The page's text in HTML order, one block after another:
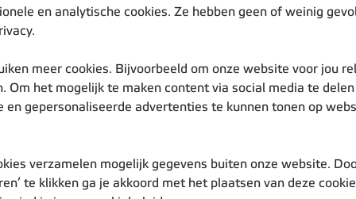
en vervolgens worden geëxporteerd. Naast deze
op korte termijn worden volgeladen. Dit is
maanden
blijft onder een vergrootglas liggen. De
vultempo. Dit is positief nieuws, al blijft
vol. In Europa zijn de gasopslagen nu voor 45%
prijzen
zullen de aankomende dagen ook goed terug te zien
en analytische cookies. Ze hebben geen of weinig
meer cookies. Bijvoorbeeld om onze website voor jou
Om het mogelijk te maken content via social media te delen
en gepersonaliseerde advertenties te kunnen tonen op
verzamelen mogelijk gegevens buiten onze website.
te klikken ga je akkoord met het plaatsen van deze